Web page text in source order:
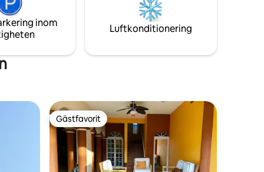
enkelt tid att vara med dig själv.
inom
Luftkonditionering
Gästfavorit
Gästfavorit